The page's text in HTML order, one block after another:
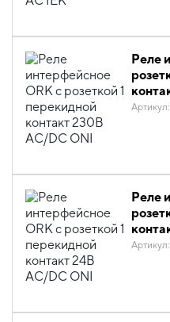
Реле
Артикул:
Реле
Артикул: